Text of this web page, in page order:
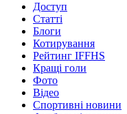
Доступ
Статті
Блоги
Котирування
Рейтинг IFFHS
Кращі голи
Фото
Відео
Спортивні новини